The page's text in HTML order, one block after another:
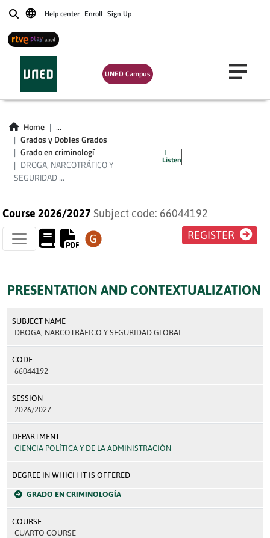
BuscarHelp center Enroll Sign Up
UNED Campus
Home
...
Grados y Dobles Grados
Grado en criminologí
DROGA, NARCOTRÁFICO Y
SEGURIDAD ...
Listen
DROGA,
NARCOTRÁFICO Y
SEGURIDAD GLOBAL
Course 2026/2027 Subject code: 66044192
REGISTER
PRESENTATION AND CONTEXTUALIZATION
SUBJECT NAME
DROGA, NARCOTRÁFICO Y SEGURIDAD GLOBAL
CODE
66044192
SESSION
2026/2027
DEPARTMENT
CIENCIA POLÍTICA Y DE LA ADMINISTRACIÓN
DEGREE IN WHICH IT IS OFFERED
GRADO EN CRIMINOLOGÍA
COURSE
CUARTO COURSE